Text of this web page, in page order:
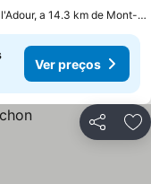
a 14.3 km de Mont-
Ver preços
Partilhar